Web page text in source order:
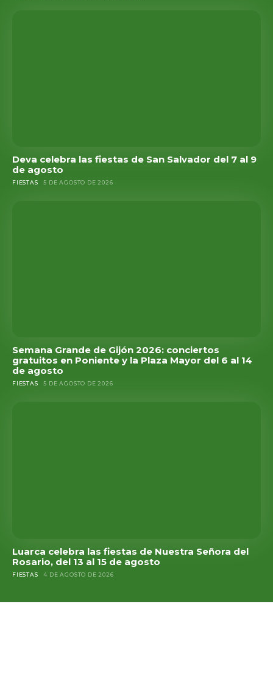
Deva celebra las fiestas de San Salvador del 7 al 9
de agosto
FIESTAS 5 DE AGOSTO DE 2026
Semana Grande de Gijón 2026: conciertos
gratuitos en Poniente y la Plaza Mayor del 6 al 14
de agosto
FIESTAS 5 DE AGOSTO DE 2026
Luarca celebra las fiestas de Nuestra Señora del
Rosario, del 13 al 15 de agosto
FIESTAS 4 DE AGOSTO DE 2026